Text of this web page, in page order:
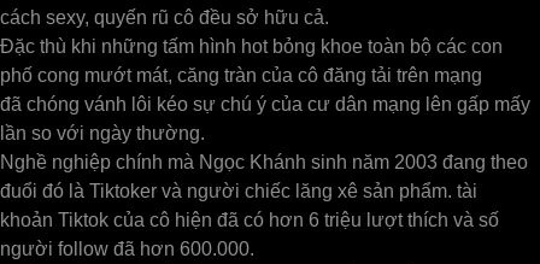
cách sexy, quyến rũ cô đều sở hữu cả.
Đặc thù khi những tấm hình hot bỏng khoe toàn bộ các con
phố cong mướt mát, căng tràn của cô đăng tải trên mạng
đã chóng vánh lôi kéo sự chú ý của cư dân mạng lên gấp mấy
lần so với ngày thường.
Nghề nghiệp chính mà Ngọc Khánh sinh năm 2003 đang theo
đuổi đó là Tiktoker và người chiếc lăng xê sản phẩm. tài
khoản Tiktok của cô hiện đã có hơn 6 triệu lượt thích và số
người follow đã hơn 600.000.